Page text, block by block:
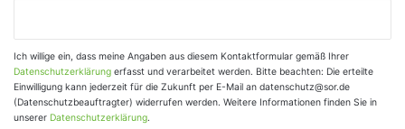
Ich willige ein, dass meine Angaben aus diesem Kontaktformular gemäß Ihrer
Datenschutzerklärung erfasst und verarbeitet werden. Bitte beachten: Die erteilte
Einwilligung kann jederzeit für die Zukunft per E-Mail an datenschutz@sor.de
(Datenschutzbeauftragter) widerrufen werden. Weitere Informationen finden Sie in
unserer Datenschutzerklärung.